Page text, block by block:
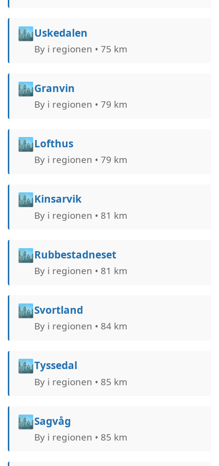
🏙️Uskedalen
By i regionen • 75 km
🏙️Granvin
By i regionen • 79 km
🏙️Lofthus
By i regionen • 79 km
🏙️Kinsarvik
By i regionen • 81 km
🏙️Rubbestadneset
By i regionen • 81 km
🏙️Svortland
By i regionen • 84 km
🏙️Tyssedal
By i regionen • 85 km
🏙️Sagvåg
By i regionen • 85 km